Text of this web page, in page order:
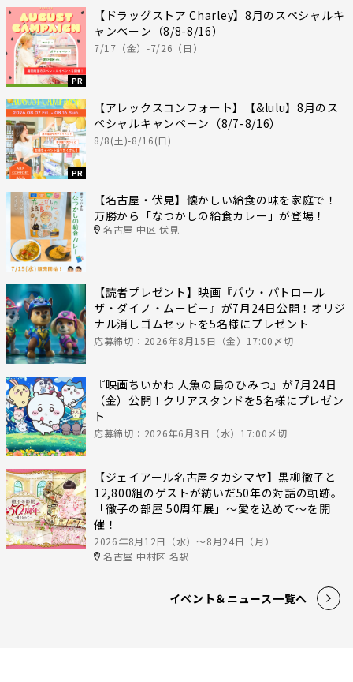
PR
【ドラッグストア Charley】8月のスペシャルキ
ャンペーン（8/8-8/16）
7/17（金）-7/26（日）
PR
【アレックスコンフォート】【&lulu】8月のス
ペシャルキャンペーン（8/7-8/16）
8/8(土)-8/16(日)
【名古屋・伏見】懐かしい給食の味を家庭で！
万勝から「なつかしの給食カレー」が登場！
名古屋 中区 伏見
【読者プレゼント】映画『パウ・パトロール
ザ・ダイノ・ムービー』が7月24日公開！オリジ
ナル消しゴムセットを5名様にプレゼント
応募締切：2026年8月15日（金）17:00〆切
『映画ちいかわ 人魚の島のひみつ』が7月24日
（金）公開！クリアスタンドを5名様にプレゼン
ト
応募締切：2026年6月3日（水）17:00〆切
【ジェイアール名古屋タカシマヤ】黒柳徹子と
12,800組のゲストが紡いだ50年の対話の軌跡。
「徹子の部屋 50周年展」～愛を込めて～を開
催！
2026年8月12日（水）〜8月24日（月）
名古屋 中村区 名駅
イベント＆ニュース一覧へ